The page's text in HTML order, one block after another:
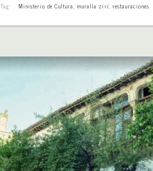
Tag: Ministerio de Cultura, muralla zirí, restauraciones